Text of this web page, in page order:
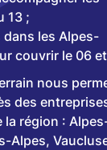
13 ;
les Alpes-
couvrir le 06
nous
des
la région :
Alpes,